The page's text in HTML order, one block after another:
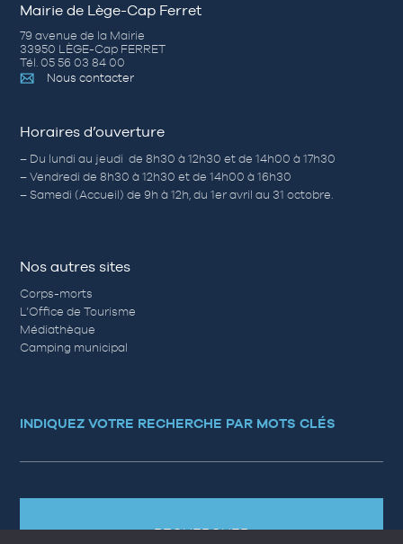
Mairie de Lège-Cap Ferret
79 avenue de la Mairie
33950 LÈGE-Cap FERRET
Tél. 05 56 03 84 00
Nous contacter
Horaires d’ouverture
– Du lundi au jeudi de 8h30 à 12h30 et de 14h00 à 17h30
– Vendredi de 8h30 à 12h30 et de 14h00 à 16h30
– Samedi (Accueil) de 9h à 12h, du 1er avril au 31 octobre.
Nos autres sites
Corps-morts
L’Office de Tourisme
Médiathèque
Camping municipal
INDIQUEZ VOTRE RECHERCHE PAR MOTS CLÉS
RECHERCHER